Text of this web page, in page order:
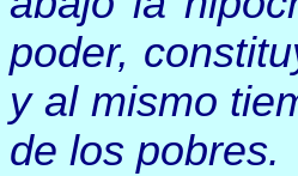
poder,
y al mismo
de los pobres.